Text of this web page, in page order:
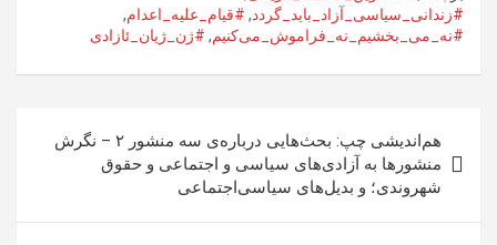
#زندانی_سیاسی_آزاد_باید_گردد, #قیام_علیه_اعدام,
#نه_می_بخشیم_نه_فراموش_می‌کنیم, #ژن_ژیان_ئازادی
نوشته
هم‌اندیشی چپ: بحث‌هایی درباره‌ی سه منشور ۲ – نگرش
منشورها به آزادی‌های سیاسی‌ و اجتماعی و حقوق
شهروندی؛ و بدیل‌های سیاسی‌اجتماعی